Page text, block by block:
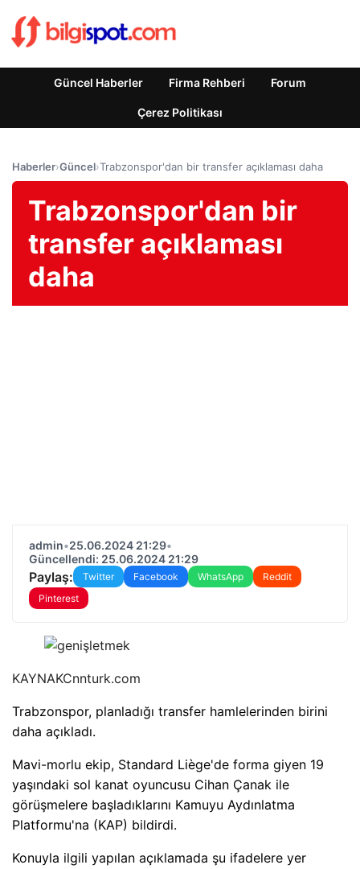
Güncel Haberler Firma Rehberi Forum
Çerez Politikası
Haberler›Güncel›Trabzonspor'dan bir transfer açıklaması daha
Trabzonspor'dan bir
transfer açıklaması
daha
admin•25.06.2024 21:29•
Güncellendi: 25.06.2024 21:29
Paylaş: Twitter Facebook WhatsApp
Reddit
Pinterest
KAYNAKCnnturk.com
Trabzonspor, planladığı transfer hamlelerinden birini
daha açıkladı.
Mavi-morlu ekip, Standard Liège'de forma giyen 19
yaşındaki sol kanat oyuncusu Cihan Çanak ile
görüşmelere başladıklarını Kamuyu Aydınlatma
Platformu'na (KAP) bildirdi.
Konuyla ilgili yapılan açıklamada şu ifadelere yer